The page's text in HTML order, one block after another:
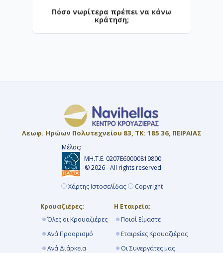
παροχές (π.χ. πακέτα ποτών).
Είναι μια ημερήσια χρέωση για το
προσωπικό. Σε ορισμένες εταιρείες (π.χ.
Celestyal) περιλαμβάνονται στην τιμή,
Πόσο νωρίτερα πρέπει να κάνω
κράτηση;
Λεωφ. Ηρώων Πολυτεχνείου 83, ΤΚ: 185 36, ΠΕΙΡΑΙΑΣ
Μέλος:
ΜΗ.Τ.Ε. 0207Ε60000819800
© 2026 - All rights reserved
Χάρτης Ιστοσελίδας Copyright
Κρουαζιέρες:
Όλες οι Κρουαζιέρες
Ανά Προορισμό
Ανά Διάρκεια
Η Εταιρεία:
Ποιοί Είμαστε
Εταιρείες Κρουαζιέρας
Οι Συνεργάτες μας